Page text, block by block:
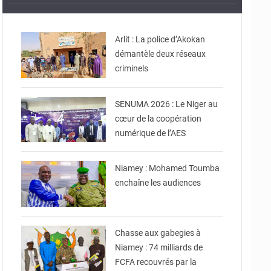
Arlit : La police d’Akokan
démantèle deux réseaux
criminels
© Ministère de
Communication et des
Nouvelles Technologies
SENUMA 2026 : Le Niger au
cœur de la coopération
numérique de l’AES
© Ministère Nigérien de
l'Intérieur
Niamey : Mohamed Toumba
enchaîne les audiences
© CCPRN
Chasse aux gabegies à
Niamey : 74 milliards de
FCFA recouvrés par la